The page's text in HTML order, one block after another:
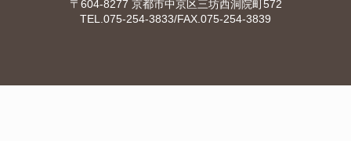
〒604-8277 京都市中京区三坊西洞院町572
TEL.075-254-3833/FAX.075-254-3839